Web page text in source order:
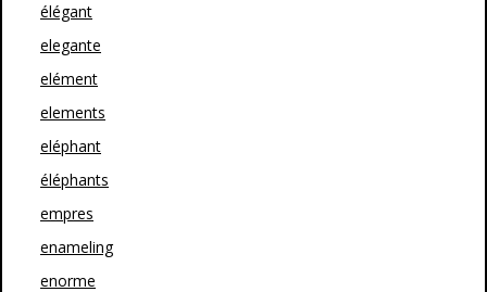
élégant
elegante
elément
elements
eléphant
éléphants
empres
enameling
enorme